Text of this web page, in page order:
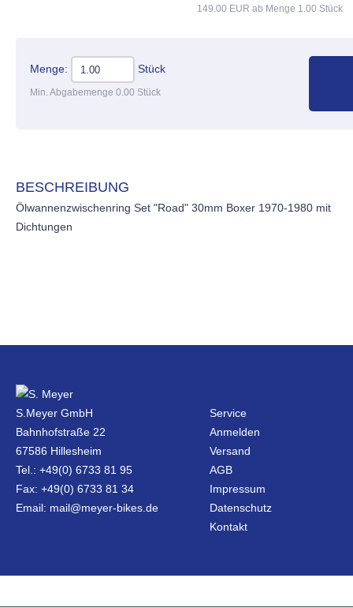
149.00 EUR ab Menge 1.00 Stück
Menge: Stück
Min. Abgabemenge 0.00 Stück
BESCHREIBUNG
Ölwannenzwischenring Set "Road" 30mm Boxer 1970-1980 mit
Dichtungen
S.Meyer GmbH
Bahnhofstraße 22
67586 Hillesheim
Tel.: +49(0) 6733 81 95
Fax: +49(0) 6733 81 34
Email: mail@meyer-bikes.de
Service
Anmelden
Versand
AGB
Impressum
Datenschutz
Kontakt